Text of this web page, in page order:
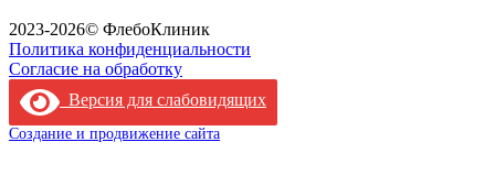
2023-2026© ФлебоКлиник
Политика конфиденциальности
Согласие на обработку
Версия для слабовидящих
Создание и продвижение сайта